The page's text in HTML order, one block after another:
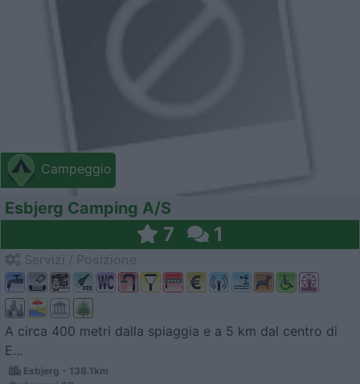
Campeggio
Esbjerg Camping A/S
7 1
A circa 400 metri dalla spiaggia e a 5 km dal centro di
E...
Esbjerg - 138.1km